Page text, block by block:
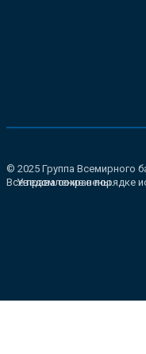
© 2025 Группа Всемирного
Все права сохранены.
Уведомление о порядке